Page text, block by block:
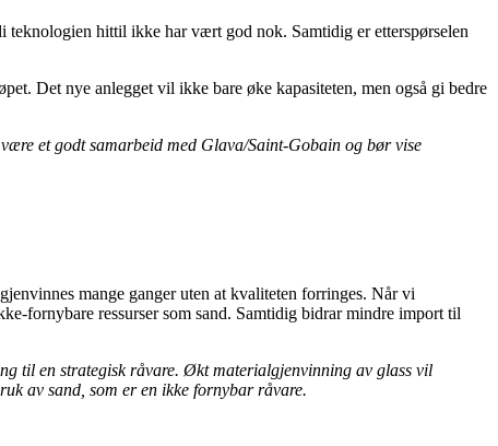
hittil ikke har vært god nok. Samtidig er etterspørselen
Det nye anlegget vil ikke bare øke kapasiteten, men også gi bedre
et godt samarbeid med Glava/Saint-Gobain og bør vise
mange ganger uten at kvaliteten forringes. Når vi
fornybare ressurser som sand. Samtidig bidrar mindre import til
til en strategisk råvare. Økt materialgjenvinning av glass vil
av sand, som er en ikke fornybar råvare.